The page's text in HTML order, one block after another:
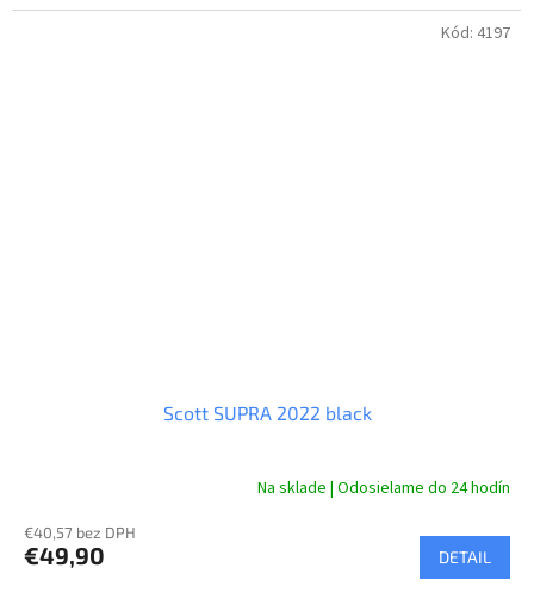
Scott SUPRA 2022 black
Na sklade | Odosielame do 24 hodín
€40,57 bez DPH
€49,90 DETAIL
Kód: 4197